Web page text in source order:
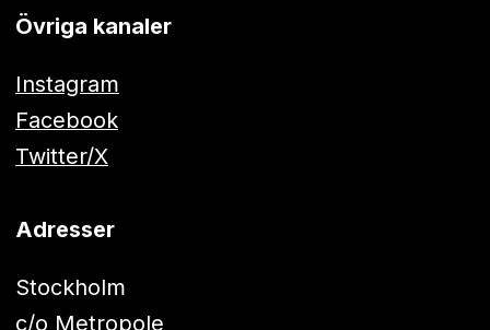
Övriga kanaler
Instagram
Facebook
Twitter/X
Adresser
Stockholm
c/o Metropole